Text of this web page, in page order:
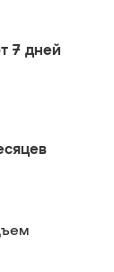
7 дней